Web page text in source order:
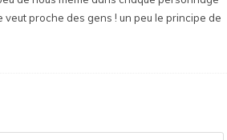
veut proche des gens ! un peu le principe de